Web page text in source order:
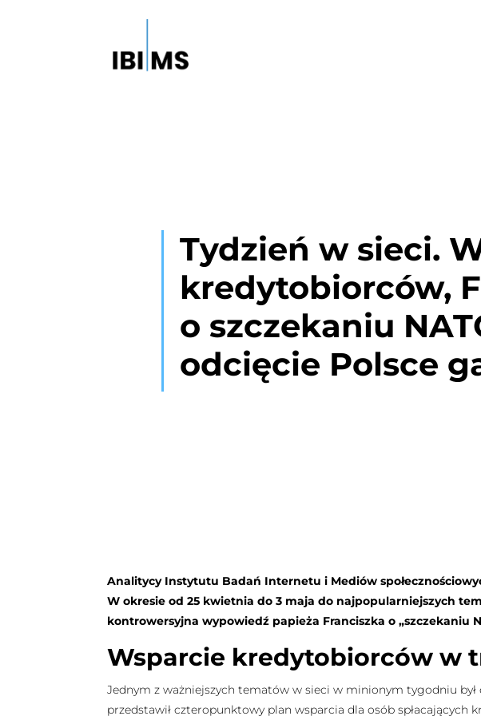
Tydzień w sieci.
kredytobiorców,
o szczekaniu
odcięcie Polsce
Analitycy Instytutu Badań Internetu i Mediów
W okresie od 25 kwietnia do 3 maja do najpopularniejszych
kontrowersyjna wypowiedź papieża Franciszka o „szczekaniu
Wsparcie kredytobiorców w
Jednym z ważniejszych tematów w sieci w minionym tygodniu
przedstawił czteropunktowy plan wsparcia dla osób